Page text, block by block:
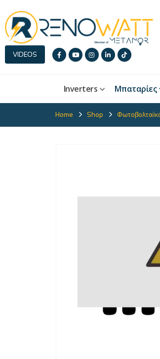
VIDEOS
Inverters Μπαταρίες
Home Shop